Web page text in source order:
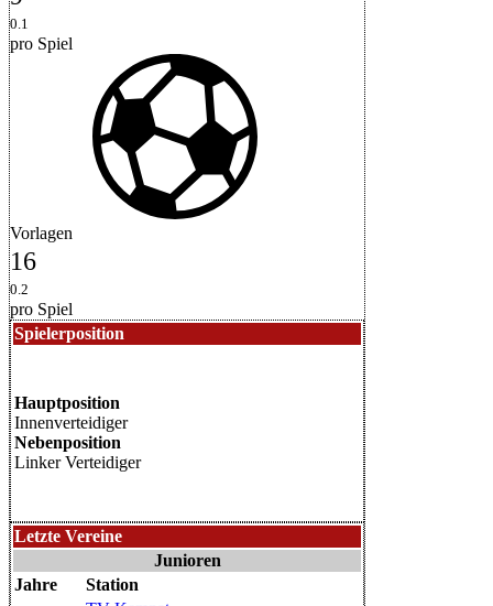
0.1
pro Spiel
Vorlagen
16
0.2
pro Spiel
Spielerposition
Hauptposition
Innenverteidiger
Nebenposition
Linker Verteidiger
Letzte Vereine
Junioren
Jahre
Station